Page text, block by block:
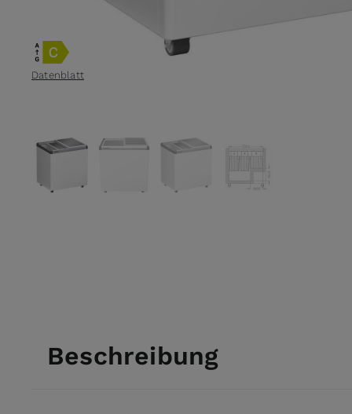
Datenblatt
View larger imageView larger imageView larger imageView larger image
Beschreibung